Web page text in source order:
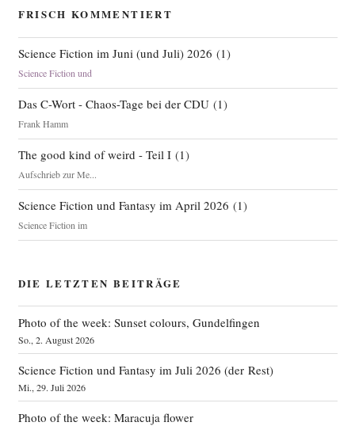
FRISCH KOMMENTIERT
Science Fiction im Juni (und Juli) 2026 (1)
Science Fiction und
Das C-Wort - Chaos-Tage bei der CDU(1)
Frank Hamm
The good kind of weird - Teil I(1)
Aufschrieb zur Me...
Science Fiction und Fantasy im April 2026 (1)
Science Fiction im
DIE LETZTEN BEITRÄGE
Photo of the week: Sunset colours, Gundelfingen
So., 2. August 2026
Science Fiction und Fantasy im Juli 2026 (der Rest)
Mi., 29. Juli 2026
Photo of the week: Maracuja flower